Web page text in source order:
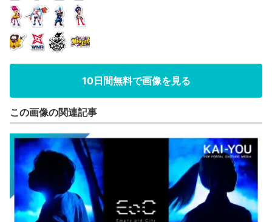
10日間無料で画像を見る
この画像の関連記事